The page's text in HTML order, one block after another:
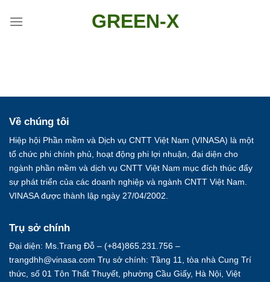
GREEN-X
Về chúng tôi
Hiệp hội Phần mềm và Dịch vụ CNTT Việt Nam (VINASA) là một
tổ chức phi chính phủ, hoạt động phi lợi nhuận, đại diện cho
ngành phần mềm và dịch vụ CNTT Việt Nam mục đích thúc đẩy
sự phát triển của các doanh nghiệp và ngành CNTT Việt Nam.
VINASA được thành lập ngày 27/04/2002.
Trụ sở chính
Đại diện: Ms.Trang Đỗ – (+84)865.231.756 –
trangdhh@vinasa.com Trụ sở chính: Tầng 11, tòa nhà Cung Trí
thức, số 01 Tôn Thất Thuyết, phường Cầu Giấy, Hà Nội, Việt